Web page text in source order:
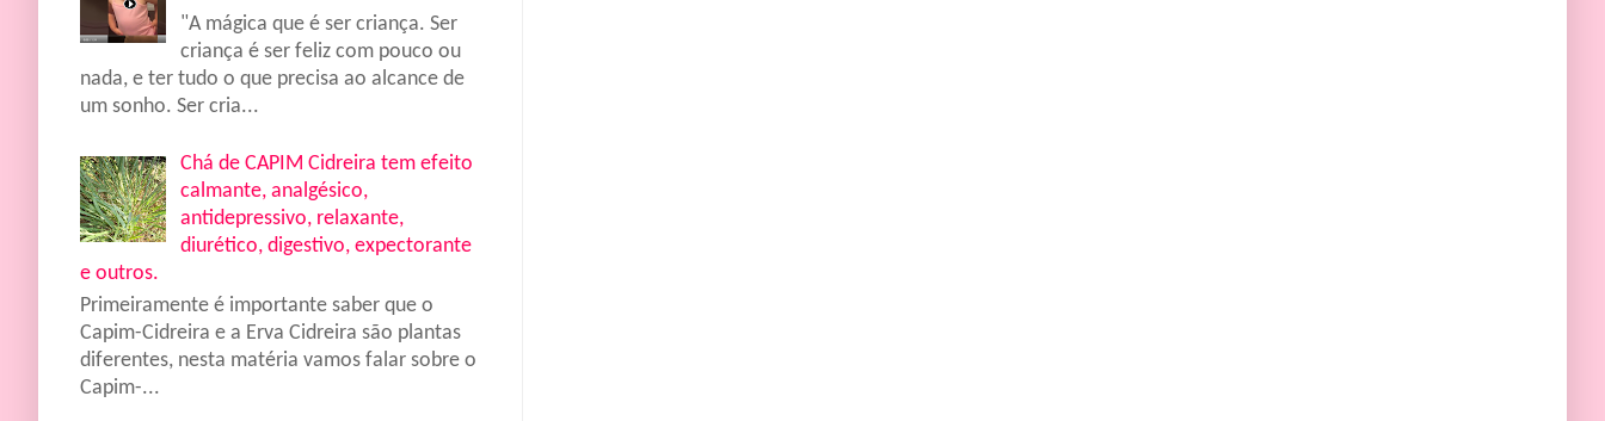
"A mágica que é ser criança. Ser
criança é ser feliz com pouco ou
nada, e ter tudo o que precisa ao alcance de
um sonho. Ser cria...
Chá de CAPIM Cidreira tem efeito
calmante, analgésico,
antidepressivo, relaxante,
diurético, digestivo, expectorante
e outros.
Primeiramente é importante saber que o
Capim-Cidreira e a Erva Cidreira são plantas
diferentes, nesta matéria vamos falar sobre o
Capim-...